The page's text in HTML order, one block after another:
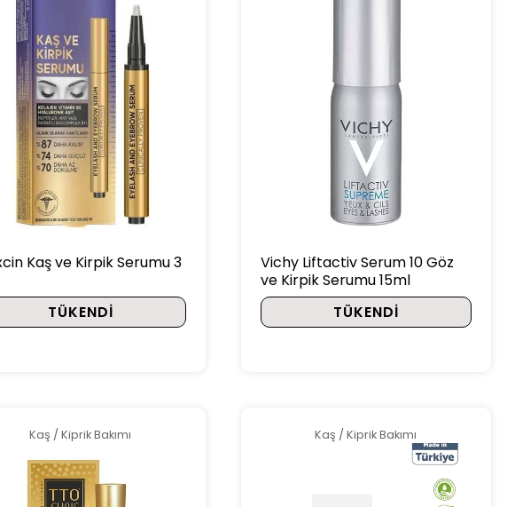
Kaş ve Kirpik Serumu 3
TÜKENDI
Vichy Liftactiv Serum 10 Göz
ve Kirpik Serumu 15ml
TÜKENDI
Kaş / Kiprik Bakımı Kaş / Kiprik Bakımı